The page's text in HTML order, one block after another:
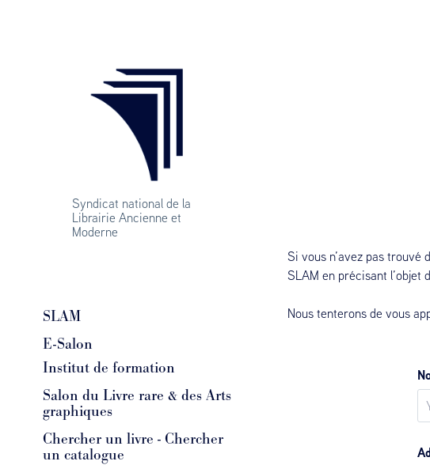
Syndicat national de la
Librairie Ancienne et
Moderne
SLAM
E-Salon
Institut de formation
Salon du Livre rare & des Arts
graphiques
Chercher un livre - Chercher
un catalogue
Si vous n’avez pas trouvé
SLAM en précisant l’objet
Nous tenterons de vous